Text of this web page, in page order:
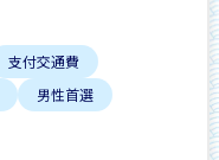
支付交通費
男性首選